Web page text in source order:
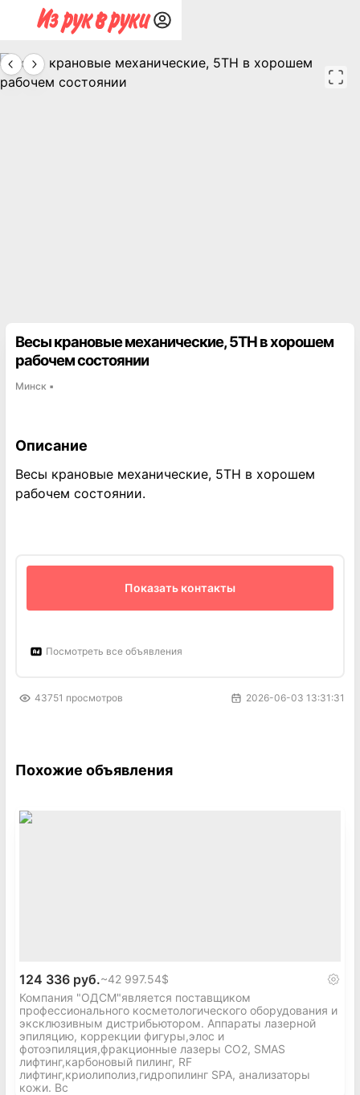
Весы крановые механические, 5ТН в хорошем
рабочем состоянии
Минск ▪
Описание
Весы крановые механические, 5ТН в хорошем
рабочем состоянии.
Показать контакты
Посмотреть все объявления
43751 просмотров 2026-06-03 13:31:31
Похожие объявления
124 336 руб.~42 997.54$
Компания "ОДСМ"является поставщиком
профессионального косметологического оборудования и
эксклюзивным дистрибьютором. Аппараты лазерной
эпиляцию, коррекции фигуры,элос и
фотоэпиляция,фракционные лазеры СО2, SMAS
лифтинг,карбоновый пилинг, RF
лифтинг,криолиполиз,гидропилинг SPA, анализаторы
кожи. Вс